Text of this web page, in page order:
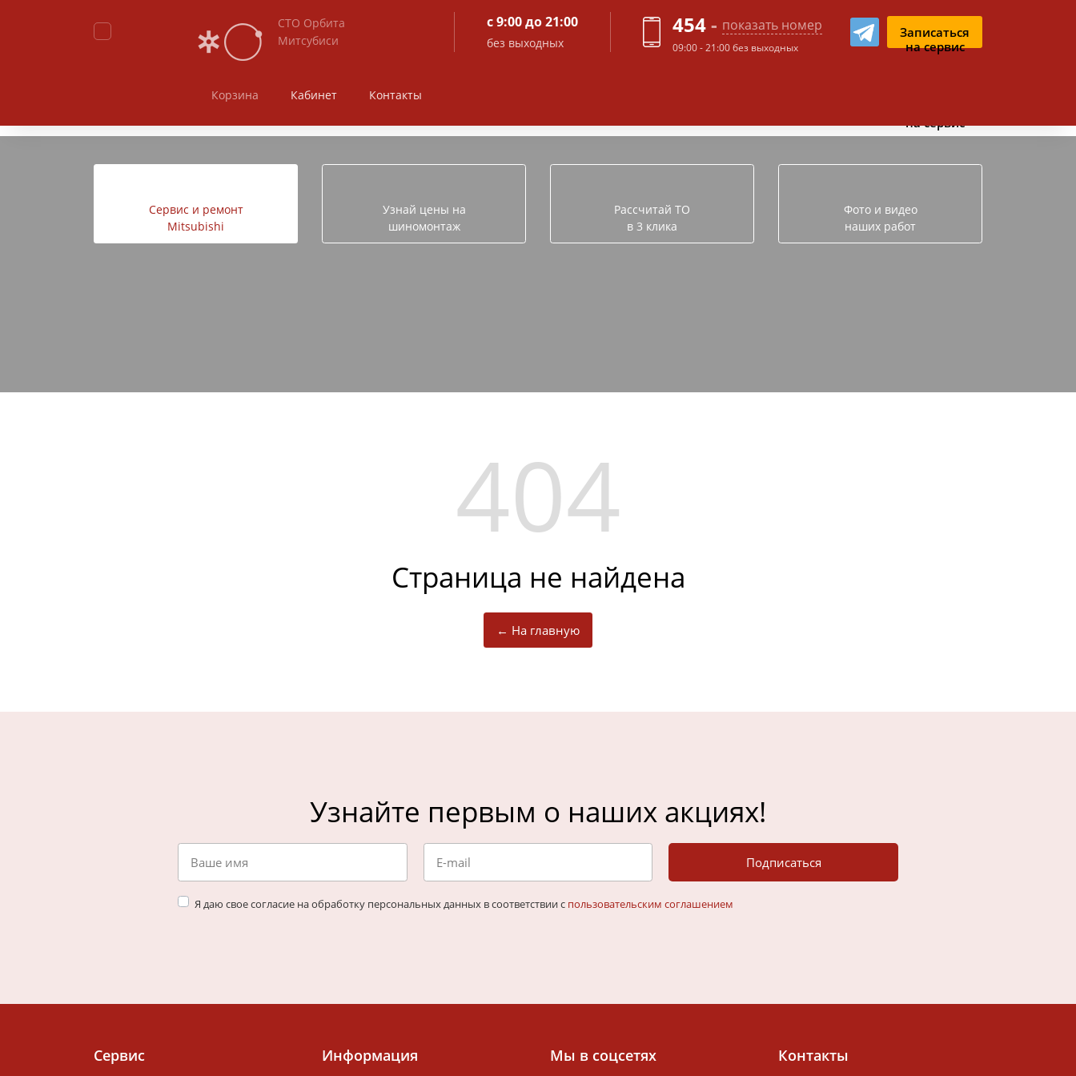
СТО Орбита
Митсубиси
Записаться
на сервис
454- показать номер
09:00 - 21:00 без выходных
с 9:00 до 21:00
без выходных
Корзина Кабинет Контакты
на сервис
Cервис и ремонт
Mitsubishi
Узнай цены на
шиномонтаж
Рассчитай ТО
в 3 клика
Фото и видео
наших работ
404
Страница не найдена
← На главную
Узнайте первым о наших акциях!
Подписаться
Я даю свое согласие на обработку персональных данных в соответствии с пользовательским соглашением
Cервис Информация Контакты
Мы в соцсетях